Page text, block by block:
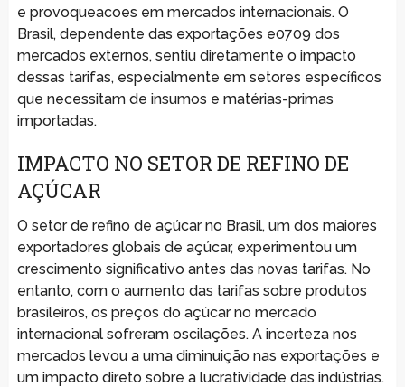
e provoqueacoes em mercados internacionais. O
Brasil, dependente das exportações e0709 dos
mercados externos, sentiu diretamente o impacto
dessas tarifas, especialmente em setores específicos
que necessitam de insumos e matérias-primas
importadas.
IMPACTO NO SETOR DE REFINO DE
AÇÚCAR
O setor de refino de açúcar no Brasil, um dos maiores
exportadores globais de açúcar, experimentou um
crescimento significativo antes das novas tarifas. No
entanto, com o aumento das tarifas sobre produtos
brasileiros, os preços do açúcar no mercado
internacional sofreram oscilações. A incerteza nos
mercados levou a uma diminuição nas exportações e
um impacto direto sobre a lucratividade das indústrias.